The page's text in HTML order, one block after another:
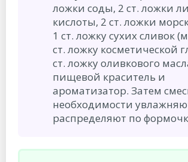
ложки соды, 2 ст. ложки
кислоты, 2 ст. ложки
1 ст. ложку сухих сливок
ст. ложку косметической
ст. ложку оливкового
пищевой краситель и
ароматизатор. Затем
необходимости
распределяют по